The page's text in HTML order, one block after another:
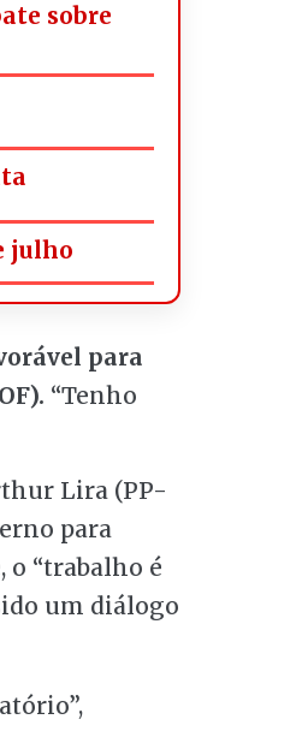
sobre
julho
para
“Tenho
Lira (PP-
para
o “trabalho é
um diálogo